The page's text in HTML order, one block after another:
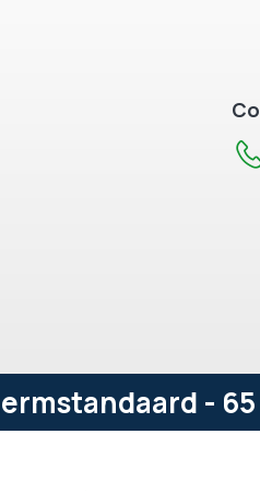
-